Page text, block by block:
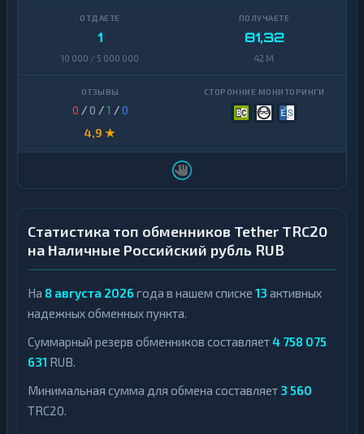
1
10 000 / 5 000 000
81,32
42 M
0 / 0 /1 /0
4,9 ★
Статистика топ обменников Tether TRC20
на Наличные Российский рубль RUB
На 8 августа 2026 года в нашем списке 13 активных
надежных обменных пункта.
Суммарный резерв обменников составляет4 758 075
631 RUB.
Минимальная сумма для обмена составляет 3 560
TRC20.